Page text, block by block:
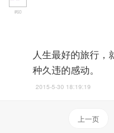
#60
人生最好的旅行，
种久违的感动。
2015-5-30 18:19:19
上一页